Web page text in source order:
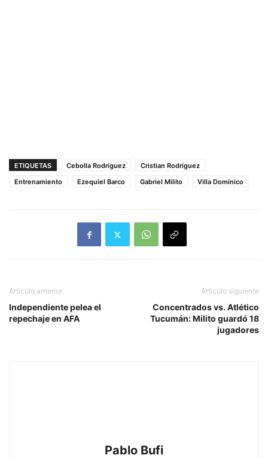
ETIQUETAS Cebolla Rodríguez
Cristian Rodríguez
Entrenamiento
Ezequiel Barco Gabriel Milito Villa Domínico
Artículo anterior
Independiente pelea el
repechaje en AFA
Artículo siguiente
Concentrados vs. Atlético
Tucumán: Milito guardó 18
jugadores
Pablo Bufi